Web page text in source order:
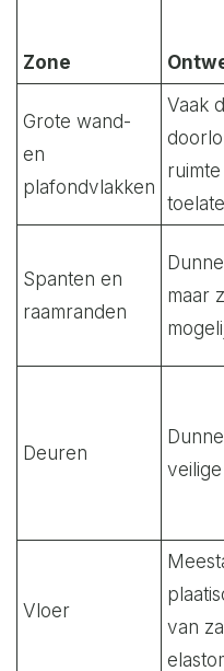
Zone
Grote wand-
en
plafondvlakken
Vaak
Spanten en
raamranden
maar
Deuren
Vloer
van